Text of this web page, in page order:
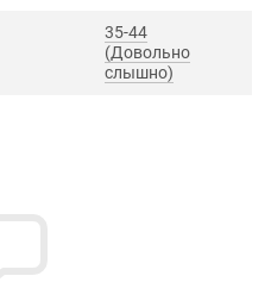
35-44
(Довольно
слышно)